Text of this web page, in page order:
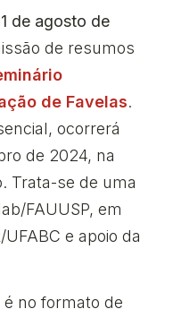
de agosto de
de resumos
de Favelas.
ocorrerá
de 2024, na
Trata-se de uma
FAUUSP, em
e apoio da
no formato de